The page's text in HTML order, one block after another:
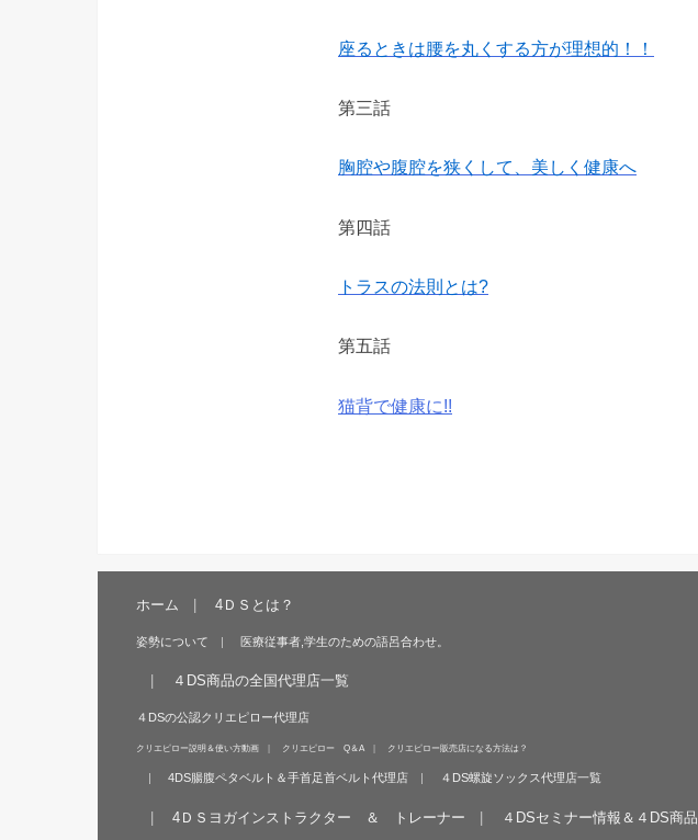
座るときは腰を丸くする方が理想的！！
第三話
胸腔や腹腔を狭くして、美しく健康へ
第四話
トラスの法則とは?
第五話
猫背で健康に!!
ホーム 4ＤＳとは？
姿勢について 医療従事者,学生のための語呂合わせ。
４DS商品の全国代理店一覧
４DSの公認クリエピロー代理店
クリエピロー説明＆使い方動画 クリエピロー Q＆A クリエピロー販売店になる方法は？
4DS腸腹ペタベルト＆手首足首ベルト代理店 ４DS螺旋ソックス代理店一覧
4ＤＳヨガインストラクター ＆ トレーナー ４DSセミナー情報＆４DS商品